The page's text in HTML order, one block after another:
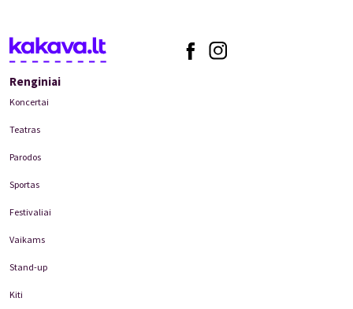
Renginiai
Koncertai
Teatras
Parodos
Sportas
Festivaliai
Vaikams
Stand-up
Kiti